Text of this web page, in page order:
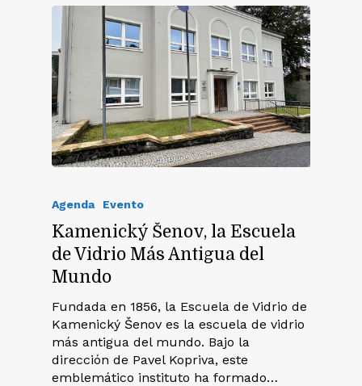
Agenda Evento
Kamenický Šenov, la Escuela
de Vidrio Más Antigua del
Mundo
Fundada en 1856, la Escuela de Vidrio de
Kamenický Šenov es la escuela de vidrio
más antigua del mundo. Bajo la
dirección de Pavel Kopriva, este
emblemático instituto ha formado…